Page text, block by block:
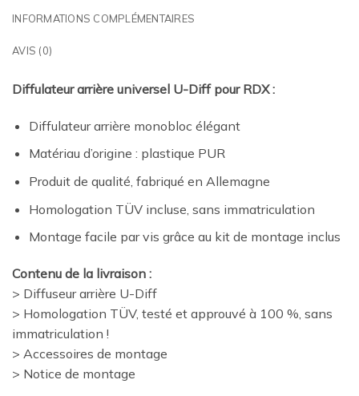
INFORMATIONS COMPLÉMENTAIRES
AVIS (0)
Diffulateur arrière universel U-Diff pour RDX :
Diffulateur arrière monobloc élégant
Matériau d’origine : plastique PUR
Produit de qualité, fabriqué en Allemagne
Homologation TÜV incluse, sans immatriculation
Montage facile par vis grâce au kit de montage inclus
Contenu de la livraison :
> Diffuseur arrière U-Diff
> Homologation TÜV, testé et approuvé à 100 %, sans
immatriculation !
> Accessoires de montage
> Notice de montage